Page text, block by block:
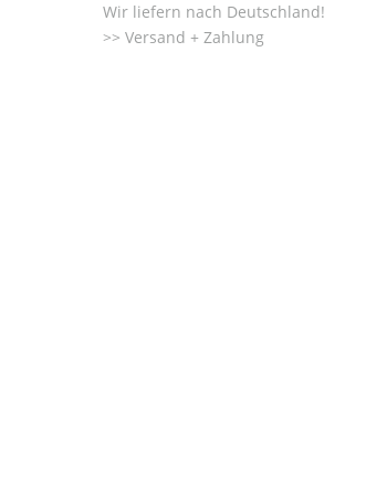
Wir liefern nach Deutschland!
Versand + Zahlung